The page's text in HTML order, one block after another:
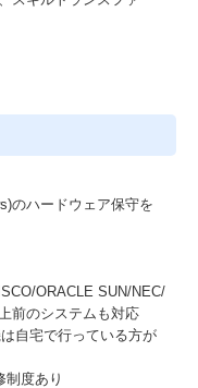
のハードウェア保守を
ORACLE SUN/NEC/
前のシステムも対応
自宅で行っている方が
制度あり